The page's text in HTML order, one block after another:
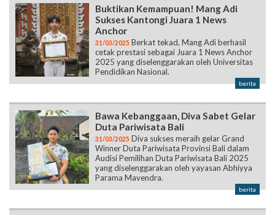
Buktikan Kemampuan! Mang Adi
Sukses Kantongi Juara 1 News
Anchor
31/03/2025 Berkat tekad, Mang Adi berhasil
cetak prestasi sebagai Juara 1 News Anchor
2025 yang diselenggarakan oleh Universitas
Pendidikan Nasional.
berita
Bawa Kebanggaan, Diva Sabet Gelar
Duta Pariwisata Bali
31/03/2025 Diva sukses meraih gelar Grand
Winner Duta Pariwisata Provinsi Bali dalam
Audisi Pemilihan Duta Pariwisata Bali 2025
yang diselenggarakan oleh yayasan Abhiyya
Parama Mavendra.
berita